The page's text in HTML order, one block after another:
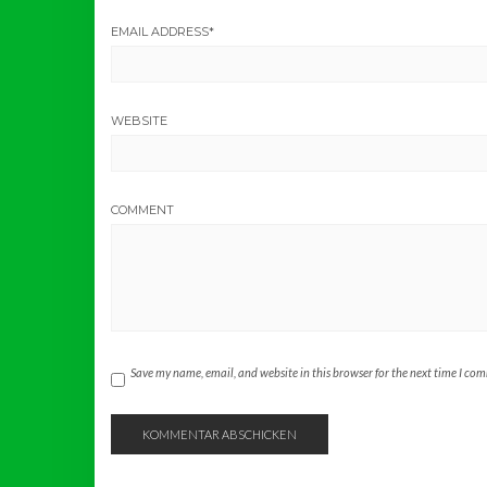
EMAIL ADDRESS*
WEBSITE
COMMENT
Save my name, email, and website in this browser for the next time I